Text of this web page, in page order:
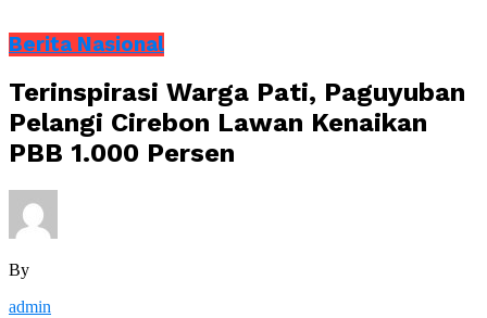
Berita Nasional
Terinspirasi Warga Pati, Paguyuban
Pelangi Cirebon Lawan Kenaikan
PBB 1.000 Persen
By
admin